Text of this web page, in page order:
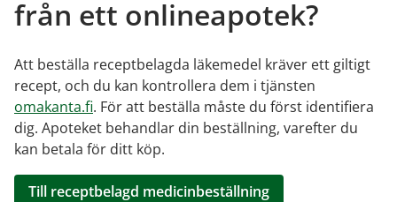
från ett onlineapotek?
Att beställa receptbelagda läkemedel kräver ett giltigt
recept, och du kan kontrollera dem i tjänsten
omakanta.fi. För att beställa måste du först identifiera
dig. Apoteket behandlar din beställning, varefter du
kan betala för ditt köp.
Till receptbelagd medicinbeställning